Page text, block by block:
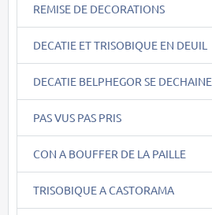
REMISE DE DECORATIONS
DECATIE ET TRISOBIQUE EN DEUIL
DECATIE BELPHEGOR SE DECHAINE
PAS VUS PAS PRIS
CON A BOUFFER DE LA PAILLE
TRISOBIQUE A CASTORAMA